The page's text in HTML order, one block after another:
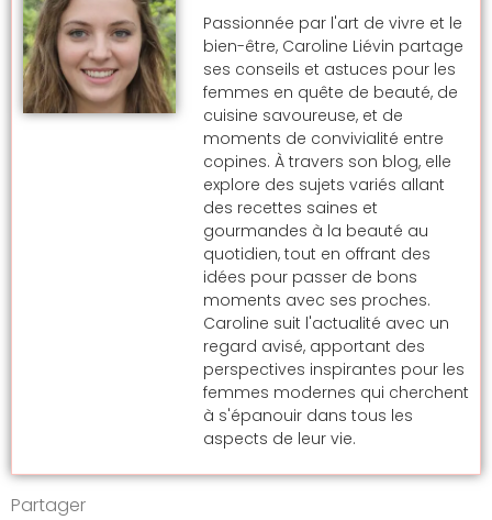
Passionnée par l'art de vivre et le
bien-être, Caroline Liévin partage
ses conseils et astuces pour les
femmes en quête de beauté, de
cuisine savoureuse, et de
moments de convivialité entre
copines. À travers son blog, elle
explore des sujets variés allant
des recettes saines et
gourmandes à la beauté au
quotidien, tout en offrant des
idées pour passer de bons
moments avec ses proches.
Caroline suit l'actualité avec un
regard avisé, apportant des
perspectives inspirantes pour les
femmes modernes qui cherchent
à s'épanouir dans tous les
aspects de leur vie.
Partager